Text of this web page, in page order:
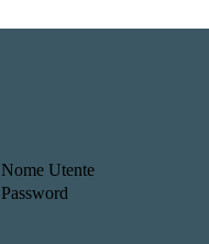
Nome Utente
Password